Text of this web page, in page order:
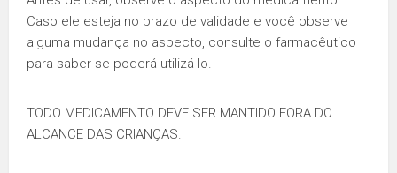
Caso ele esteja no prazo de validade e você observe
alguma mudança no aspecto, consulte o farmacêutico
para saber se poderá utilizá-lo.
TODO MEDICAMENTO DEVE SER MANTIDO FORA DO
ALCANCE DAS CRIANÇAS.